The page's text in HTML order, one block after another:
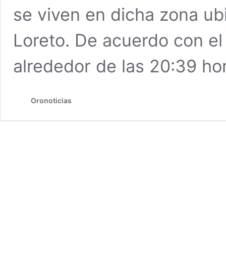
se viven en dicha zona
Loreto. De acuerdo con
alrededor de las 20:39
Oronoticias